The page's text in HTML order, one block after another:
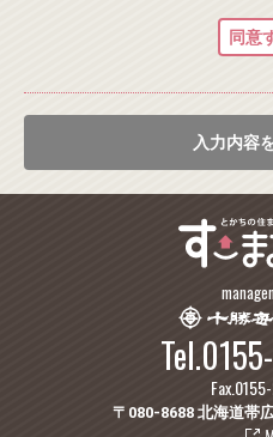
同意
入力内容
〒080-8688 北海道帯